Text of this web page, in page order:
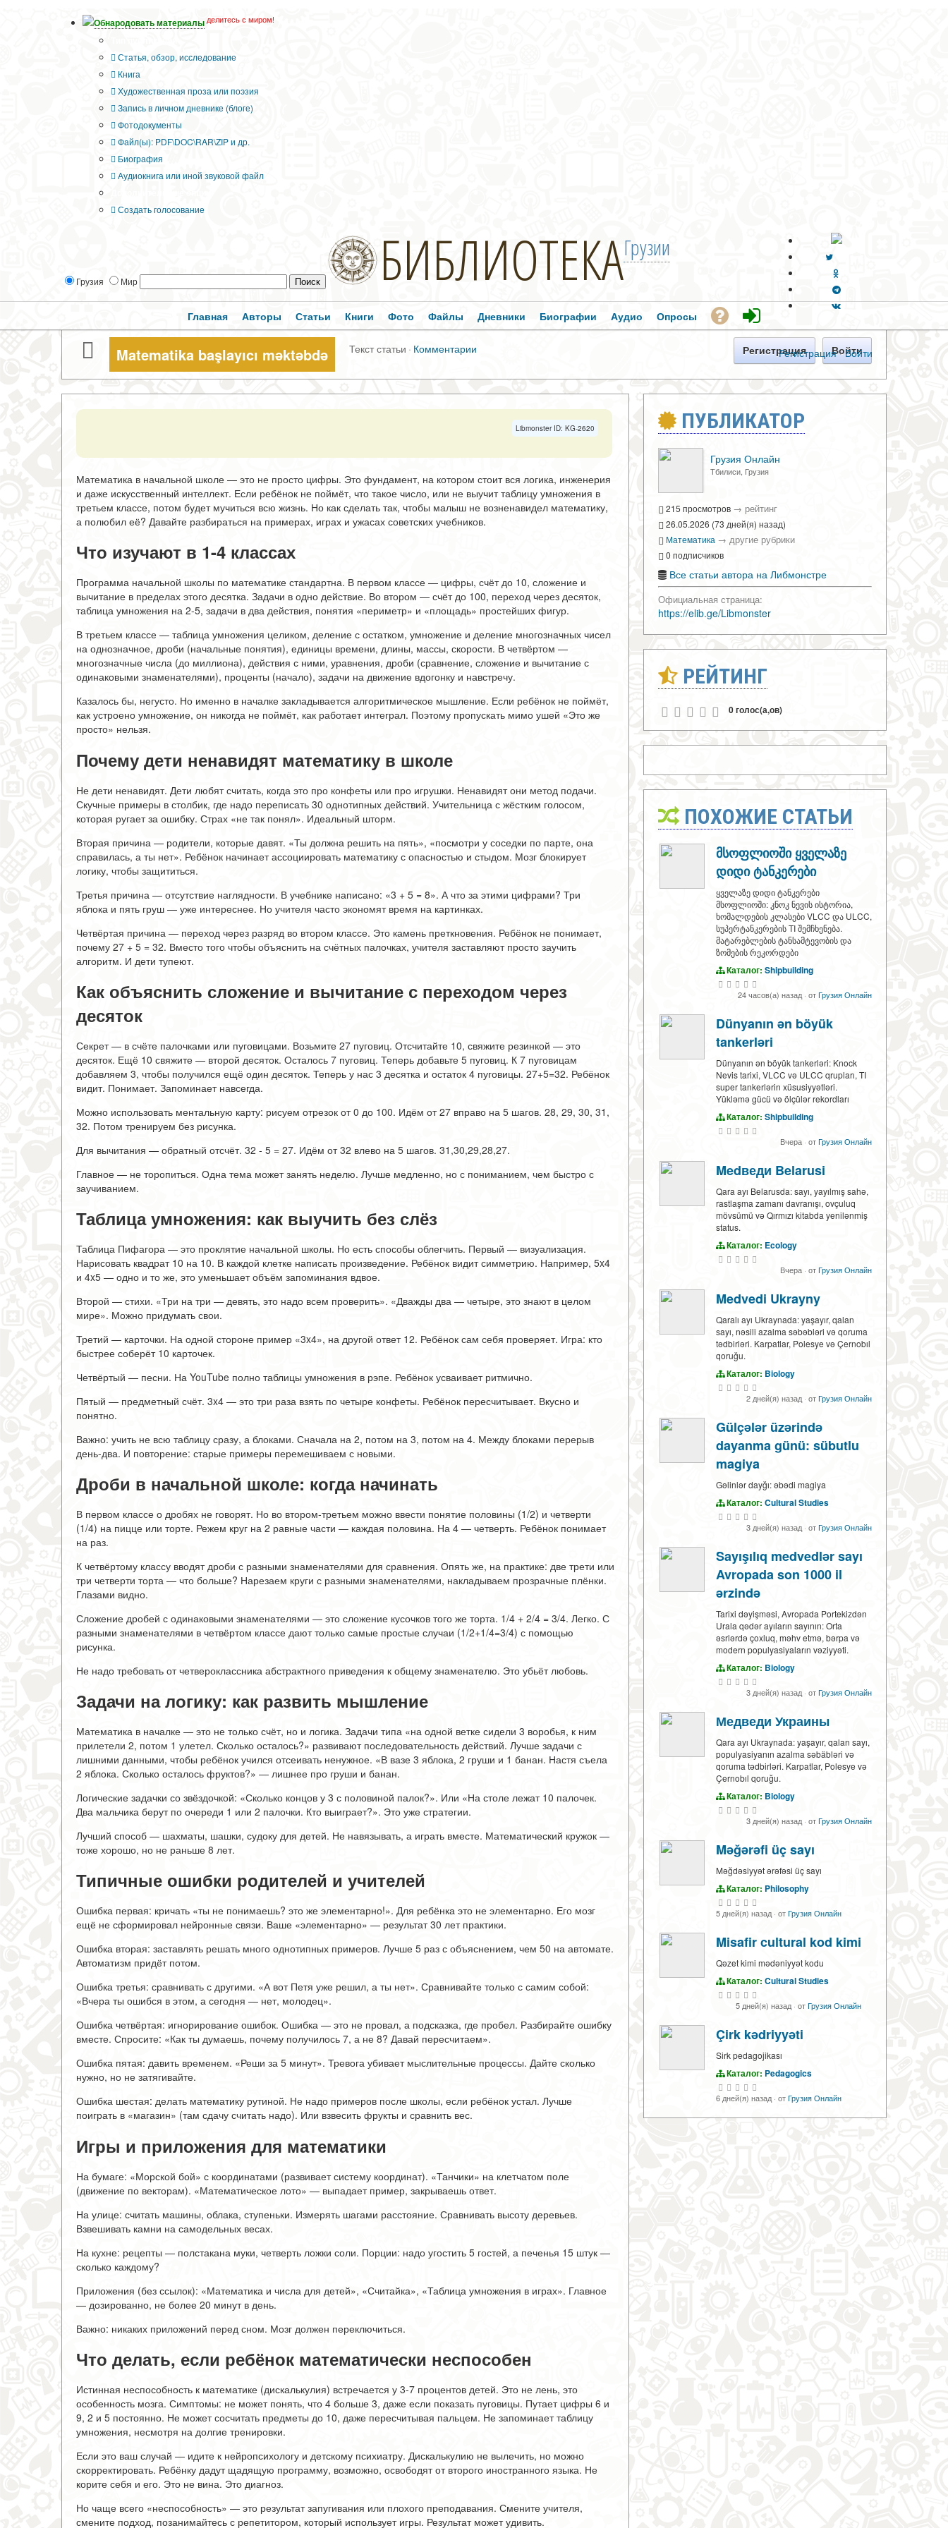
Обнародовать материалы делитесь с миром!
Статья, обзор, исследование
Книга
Художественная проза или поэзия
Запись в личном дневнике (блоге)
Фотодокументы
Файл(ы): PDF\DOC\RAR\ZIP и др.
Биография
Аудиокнига или иной звуковой файл
Создать голосование
Грузия Мир БИБЛИОТЕКАГрузии
Регистрация · Войти
Главная Авторы Статьи Книги Фото Файлы Дневники Биографии Аудио Опросы
Matematika başlayıcı məktəbdə Текст статьи · Комментарии Регистрация Войти
Libmonster ID: KG-2620
Математика в начальной школе — это не просто цифры. Это фундамент, на котором стоит вся логика, инженерия
и даже искусственный интеллект. Если ребёнок не поймёт, что такое число, или не выучит таблицу умножения в
третьем классе, потом будет мучиться всю жизнь. Но как сделать так, чтобы малыш не возненавидел математику,
а полюбил её? Давайте разбираться на примерах, играх и ужасах советских учебников.
Что изучают в 1-4 классах
Программа начальной школы по математике стандартна. В первом классе — цифры, счёт до 10, сложение и
вычитание в пределах этого десятка. Задачи в одно действие. Во втором — счёт до 100, переход через десяток,
таблица умножения на 2-5, задачи в два действия, понятия «периметр» и «площадь» простейших фигур.
В третьем классе — таблица умножения целиком, деление с остатком, умножение и деление многозначных чисел
на однозначное, дроби (начальные понятия), единицы времени, длины, массы, скорости. В четвёртом —
многозначные числа (до миллиона), действия с ними, уравнения, дроби (сравнение, сложение и вычитание с
одинаковыми знаменателями), проценты (начало), задачи на движение вдогонку и навстречу.
Казалось бы, негусто. Но именно в началке закладывается алгоритмическое мышление. Если ребёнок не поймёт,
как устроено умножение, он никогда не поймёт, как работает интеграл. Поэтому пропускать мимо ушей «Это же
просто» нельзя.
Почему дети ненавидят математику в школе
Не дети ненавидят. Дети любят считать, когда это про конфеты или про игрушки. Ненавидят они метод подачи.
Скучные примеры в столбик, где надо переписать 30 однотипных действий. Учительница с жёстким голосом,
которая ругает за ошибку. Страх «не так понял». Идеальный шторм.
Вторая причина — родители, которые давят. «Ты должна решить на пять», «посмотри у соседки по парте, она
справилась, а ты нет». Ребёнок начинает ассоциировать математику с опасностью и стыдом. Мозг блокирует
логику, чтобы защититься.
Третья причина — отсутствие наглядности. В учебнике написано: «3 + 5 = 8». А что за этими цифрами? Три
яблока и пять груш — уже интереснее. Но учителя часто экономят время на картинках.
Четвёртая причина — переход через разряд во втором классе. Это камень преткновения. Ребёнок не понимает,
почему 27 + 5 = 32. Вместо того чтобы объяснить на счётных палочках, учителя заставляют просто заучить
алгоритм. И дети тупеют.
Как объяснить сложение и вычитание с переходом через
десяток
Секрет — в счёте палочками или пуговицами. Возьмите 27 пуговиц. Отсчитайте 10, свяжите резинкой — это
десяток. Ещё 10 свяжите — второй десяток. Осталось 7 пуговиц. Теперь добавьте 5 пуговиц. К 7 пуговицам
добавляем 3, чтобы получился ещё один десяток. Теперь у нас 3 десятка и остаток 4 пуговицы. 27+5=32. Ребёнок
видит. Понимает. Запоминает навсегда.
Можно использовать ментальную карту: рисуем отрезок от 0 до 100. Идём от 27 вправо на 5 шагов. 28, 29, 30, 31,
32. Потом тренируем без рисунка.
Для вычитания — обратный отсчёт. 32 - 5 = 27. Идём от 32 влево на 5 шагов. 31,30,29,28,27.
Главное — не торопиться. Одна тема может занять неделю. Лучше медленно, но с пониманием, чем быстро с
заучиванием.
Таблица умножения: как выучить без слёз
Таблица Пифагора — это проклятие начальной школы. Но есть способы облегчить. Первый — визуализация.
Нарисовать квадрат 10 на 10. В каждой клетке написать произведение. Ребёнок видит симметрию. Например, 5x4
и 4x5 — одно и то же, это уменьшает объём запоминания вдвое.
Второй — стихи. «Три на три — девять, это надо всем проверить». «Дважды два — четыре, это знают в целом
мире». Можно придумать свои.
Третий — карточки. На одной стороне пример «3x4», на другой ответ 12. Ребёнок сам себя проверяет. Игра: кто
быстрее соберёт 10 карточек.
Четвёртый — песни. На YouTube полно таблицы умножения в рэпе. Ребёнок усваивает ритмично.
Пятый — предметный счёт. 3x4 — это три раза взять по четыре конфеты. Ребёнок пересчитывает. Вкусно и
понятно.
Важно: учить не всю таблицу сразу, а блоками. Сначала на 2, потом на 3, потом на 4. Между блоками перерыв
день-два. И повторение: старые примеры перемешиваем с новыми.
Дроби в начальной школе: когда начинать
В первом классе о дробях не говорят. Но во втором-третьем можно ввести понятие половины (1/2) и четверти
(1/4) на пицце или торте. Режем круг на 2 равные части — каждая половина. На 4 — четверть. Ребёнок понимает
на раз.
К четвёртому классу вводят дроби с разными знаменателями для сравнения. Опять же, на практике: две трети или
три четверти торта — что больше? Нарезаем круги с разными знаменателями, накладываем прозрачные плёнки.
Глазами видно.
Сложение дробей с одинаковыми знаменателями — это сложение кусочков того же торта. 1/4 + 2/4 = 3/4. Легко. С
разными знаменателями в четвёртом классе дают только самые простые случаи (1/2+1/4=3/4) с помощью
рисунка.
Не надо требовать от четвероклассника абстрактного приведения к общему знаменателю. Это убьёт любовь.
Задачи на логику: как развить мышление
Математика в началке — это не только счёт, но и логика. Задачи типа «на одной ветке сидели 3 воробья, к ним
прилетели 2, потом 1 улетел. Сколько осталось?» развивают последовательность действий. Лучше задачи с
лишними данными, чтобы ребёнок учился отсеивать ненужное. «В вазе 3 яблока, 2 груши и 1 банан. Настя съела
2 яблока. Сколько осталось фруктов?» — лишнее про груши и банан.
Логические задачки со звёздочкой: «Сколько концов у 3 с половиной палок?». Или «На столе лежат 10 палочек.
Два мальчика берут по очереди 1 или 2 палочки. Кто выиграет?». Это уже стратегии.
Лучший способ — шахматы, шашки, судоку для детей. Не навязывать, а играть вместе. Математический кружок —
тоже хорошо, но не раньше 8 лет.
Типичные ошибки родителей и учителей
Ошибка первая: кричать «ты не понимаешь? это же элементарно!». Для ребёнка это не элементарно. Его мозг
ещё не сформировал нейронные связи. Ваше «элементарно» — результат 30 лет практики.
Ошибка вторая: заставлять решать много однотипных примеров. Лучше 5 раз с объяснением, чем 50 на автомате.
Автоматизм придёт потом.
Ошибка третья: сравнивать с другими. «А вот Петя уже решил, а ты нет». Сравнивайте только с самим собой:
«Вчера ты ошибся в этом, а сегодня — нет, молодец».
Ошибка четвёртая: игнорирование ошибок. Ошибка — это не провал, а подсказка, где пробел. Разбирайте ошибку
вместе. Спросите: «Как ты думаешь, почему получилось 7, а не 8? Давай пересчитаем».
Ошибка пятая: давить временем. «Реши за 5 минут». Тревога убивает мыслительные процессы. Дайте сколько
нужно, но не затягивайте.
Ошибка шестая: делать математику рутиной. Не надо примеров после школы, если ребёнок устал. Лучше
поиграть в «магазин» (там сдачу считать надо). Или взвесить фрукты и сравнить вес.
Игры и приложения для математики
На бумаге: «Морской бой» с координатами (развивает систему координат). «Танчики» на клетчатом поле
(движение по векторам). «Математическое лото» — выпадает пример, закрываешь ответ.
На улице: считать машины, облака, ступеньки. Измерять шагами расстояние. Сравнивать высоту деревьев.
Взвешивать камни на самодельных весах.
На кухне: рецепты — полстакана муки, четверть ложки соли. Порции: надо угостить 5 гостей, а печенья 15 штук —
сколько каждому?
Приложения (без ссылок): «Математика и числа для детей», «Считайка», «Таблица умножения в играх». Главное
— дозированно, не более 20 минут в день.
Важно: никаких приложений перед сном. Мозг должен переключиться.
Что делать, если ребёнок математически неспособен
Истинная неспособность к математике (дискалькулия) встречается у 3-7 процентов детей. Это не лень, это
особенность мозга. Симптомы: не может понять, что 4 больше 3, даже если показать пуговицы. Путает цифры 6 и
9, 2 и 5 постоянно. Не может сосчитать предметы до 10, даже пересчитывая пальцем. Не запоминает таблицу
умножения, несмотря на долгие тренировки.
Если это ваш случай — идите к нейропсихологу и детскому психиатру. Дискалькулию не вылечить, но можно
скорректировать. Ребёнку дадут щадящую программу, возможно, освободят от второго иностранного языка. Не
корите себя и его. Это не вина. Это диагноз.
Но чаще всего «неспособность» — это результат запугивания или плохого преподавания. Смените учителя,
смените подход, позанимайтесь с репетитором, который использует игры. Результат может удивить.
ПУБЛИКАТОР
Грузия Онлайн
Тбилиси, Грузия
215 просмотров → рейтинг
26.05.2026 (73 дней(я) назад)
Математика → другие рубрики
0 подписчиков
Все статьи автора на Либмонстре
Официальная страница:
https://elib.ge/Libmonster
РЕЙТИНГ
0 голос(а,ов)
ПОХОЖИЕ СТАТЬИ
მსოფლიოში ყველაზე
დიდი ტანკერები
ყველაზე დიდი ტანკერები
მსოფლიოში: კნოკ ნევის ისტორია,
ხომალდების კლასები VLCC და ULCC,
სუპერტანკერების TI შემჩხენება.
მატარებლების ტანსამტევობის და
ზომების რეკორდები
Каталог: Shipbuilding
24 часов(а) назад · отГрузия Онлайн
Dünyanın ən böyük
tankerləri
Dünyanın ən böyük tankerləri: Knock
Nevis tarixi, VLCC və ULCC qrupları, TI
super tankerlərin xüsusiyyətləri.
Yükləmə gücü və ölçülər rekordları
Каталог: Shipbuilding
Вчера · отГрузия Онлайн
Medведи Belarusi
Qara ayı Belarusda: sayı, yayılmış sahə,
rastlaşma zamanı davranışı, ovçuluq
mövsümü və Qırmızı kitabda yenilənmiş
status.
Каталог: Ecology
Вчера · отГрузия Онлайн
Medvedi Ukrayny
Qaralı ayı Ukraynada: yaşayır, qalan
sayı, nəsili azalma səbəbləri və qoruma
tədbirləri. Karpatlar, Polesye və Çernobıl
qoruğu.
Каталог: Biology
2 дней(я) назад · отГрузия Онлайн
Gülçələr üzərində
dayanma günü: sübutlu
magiya
Gəlinlər dayğı: əbədi magiya
Каталог: Cultural Studies
3 дней(я) назад · отГрузия Онлайн
Sayışılıq medvedlər sayı
Avropada son 1000 il
ərzində
Tarixi dəyişməsi, Avropada Portekizdən
Urala qədər ayıların sayının: Orta
əsrlərdə çoxluq, məhv etmə, bərpa və
modern populyasiyaların vəziyyəti.
Каталог: Biology
3 дней(я) назад · отГрузия Онлайн
Медведи Украины
Qara ayı Ukraynada: yaşayır, qalan sayı,
populyasiyanın azalma səbäbləri və
qoruma tədbirləri. Karpatlar, Polesye və
Çernobıl qoruğu.
Каталог: Biology
3 дней(я) назад · отГрузия Онлайн
Məğərəfi üç sayı
Məğdəsiyyət ərəfəsi üç sayı
Каталог: Philosophy
5 дней(я) назад · отГрузия Онлайн
Misafir cultural kod kimi
Qəzet kimi mədəniyyət kodu
Каталог: Cultural Studies
5 дней(я) назад · отГрузия Онлайн
Çirk kədriyyəti
Sirk pedagojikası
Каталог: Pedagogics
6 дней(я) назад · отГрузия Онлайн